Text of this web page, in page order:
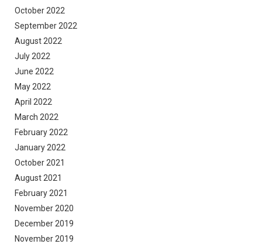
October 2022
September 2022
August 2022
July 2022
June 2022
May 2022
April 2022
March 2022
February 2022
January 2022
October 2021
August 2021
February 2021
November 2020
December 2019
November 2019